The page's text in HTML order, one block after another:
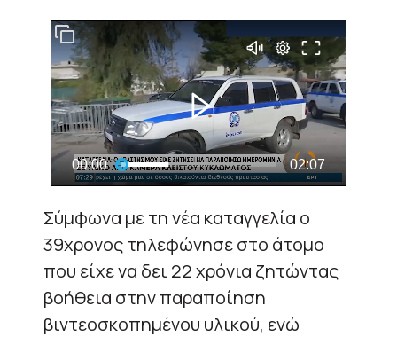
Σύμφωνα με τη νέα καταγγελία ο
39χρονος τηλεφώνησε στο άτομο
που είχε να δει 22 χρόνια ζητώντας
βοήθεια στην παραποίηση
βιντεοσκοπημένου υλικού, ενώ